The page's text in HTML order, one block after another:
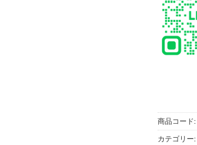
商品コード:
カテゴリー: